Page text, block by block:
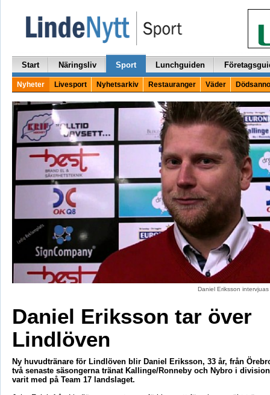
Start Näringsliv Sport Lunchguiden
Nyheter Livesport Nyhetsarkiv Restauranger Väder
Daniel Eriksson
Daniel Eriksson tar över
Lindlöven
Ny huvudtränare för Lindlöven blir Daniel Eriksson, 33 år, från
två senaste säsongerna tränat Kallinge/Ronneby och Nybro i
varit med på Team 17 landslaget.